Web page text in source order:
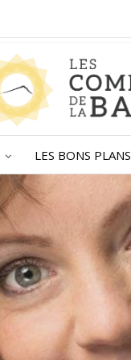
LES BONS PLANS